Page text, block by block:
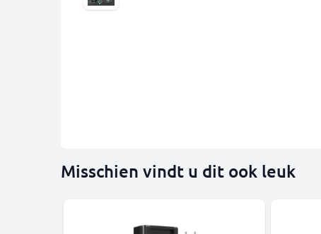
Misschien vindt u dit ook leuk